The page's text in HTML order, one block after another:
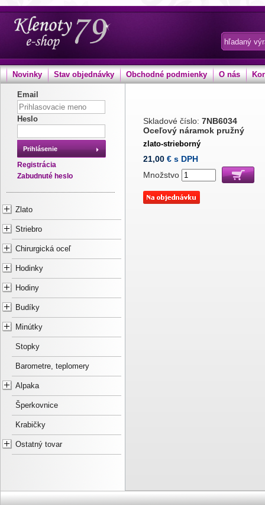
Novinky Stav objednávky Obchodné podmienky O nás
Email
Heslo
Prihlásenie
Registrácia
Zabudnuté heslo
Zlato
Striebro
Chirurgická oceľ
Hodinky
Hodiny
Budíky
Minútky
Stopky
Barometre, teplomery
Alpaka
Šperkovnice
Krabičky
Ostatný tovar
Skladové číslo: 7NB6034
Oceľový náramok pružný
zlato-strieborný
21,00 € s DPH
Množstvo